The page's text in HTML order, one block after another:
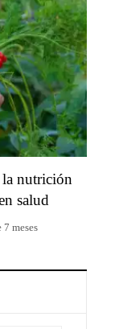
nutrición
salud
7 meses